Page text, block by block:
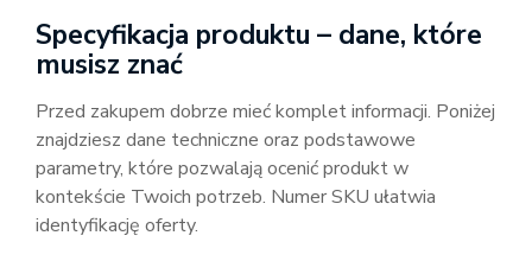
Specyfikacja produktu – dane, które
musisz znać
Przed zakupem dobrze mieć komplet informacji. Poniżej
znajdziesz dane techniczne oraz podstawowe
parametry, które pozwalają ocenić produkt w
kontekście Twoich potrzeb. Numer SKU ułatwia
identyfikację oferty.